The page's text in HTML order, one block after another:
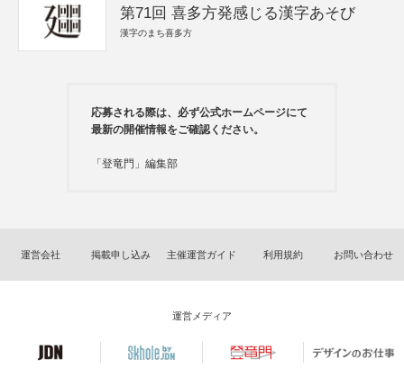
第71回 喜多方発感じる漢字あそび
漢字のまち喜多方
応募される際は、必ず公式ホームページにて
最新の開催情報をご確認ください。
「登竜門」編集部
運営会社 掲載申し込み 主催運営ガイド 利用規約 お問い合わせ
運営メディア